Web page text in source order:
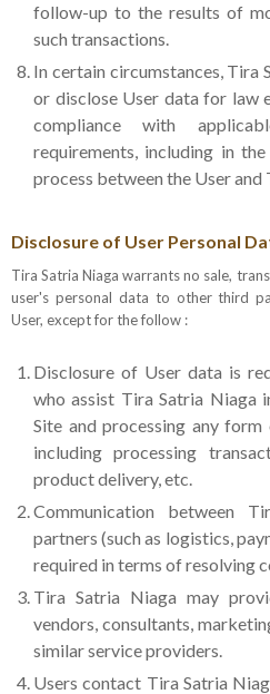
follow-up to the results of
such transactions.
In certain circumstances, Tira
or disclose User data for law
compliance with
requirements, including in
process between the User and
Disclosure of User Personal
Tira Satria Niaga warrants no sale,
user's personal data to other third
User, except for the follow :
Disclosure of User data is
who assist Tira Satria Niaga
Site and processing any
including processing
product delivery, etc.
Communication between
partners (such as logistics,
required in terms of resolving
Tira Satria Niaga may
vendors, consultants,
similar service providers.
Users contact Tira Satria